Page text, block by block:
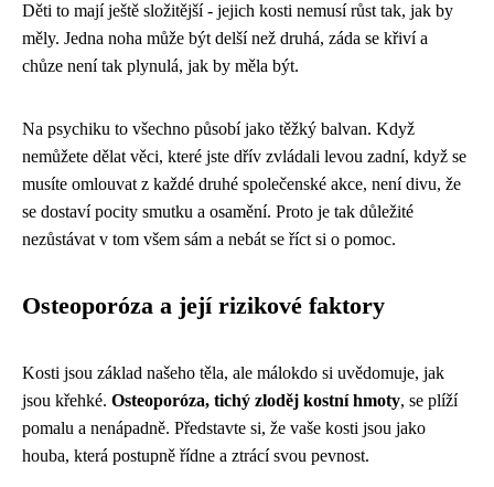
Děti to mají ještě složitější - jejich kosti nemusí růst tak, jak by
měly. Jedna noha může být delší než druhá, záda se křiví a
chůze není tak plynulá, jak by měla být.
Na psychiku to všechno působí jako těžký balvan. Když
nemůžete dělat věci, které jste dřív zvládali levou zadní, když se
musíte omlouvat z každé druhé společenské akce, není divu, že
se dostaví pocity smutku a osamění. Proto je tak důležité
nezůstávat v tom všem sám a nebát se říct si o pomoc.
Osteoporóza a její rizikové faktory
Kosti jsou základ našeho těla, ale málokdo si uvědomuje, jak
jsou křehké. Osteoporóza, tichý zloděj kostní hmoty, se plíží
pomalu a nenápadně. Představte si, že vaše kosti jsou jako
houba, která postupně řídne a ztrácí svou pevnost.